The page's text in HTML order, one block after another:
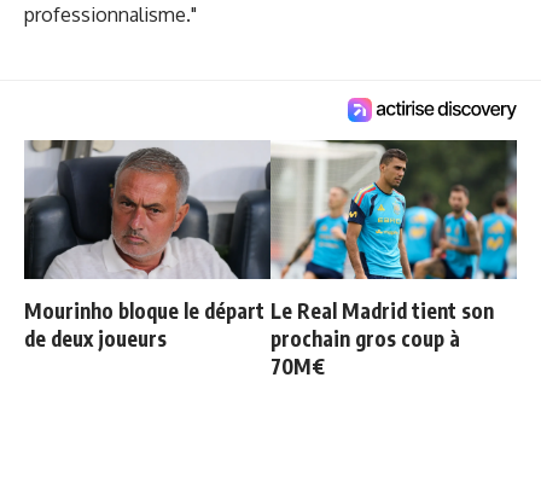
professionnalisme."
Mourinho bloque le départ
de deux joueurs
Le Real Madrid tient son
prochain gros coup à
70M€